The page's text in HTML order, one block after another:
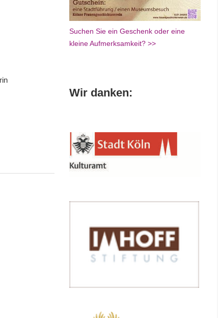
Suchen Sie ein Geschenk oder eine
kleine Aufmerksamkeit? >>
Wir danken: